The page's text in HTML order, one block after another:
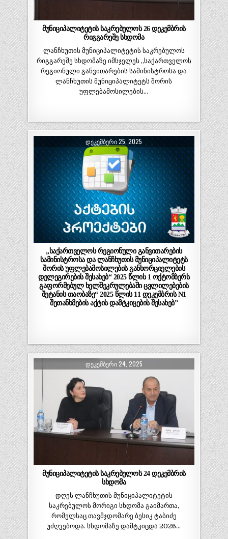
მუნიციპალიტეტის საკრებულოს 26 დეკემბრის
რიგგარეშე სხდომა
ლანჩხუთის მუნიციპალიტეტის საკრებულოს
რიგგარეშე სხდომაზე იმსჯელეს „საქართველოს
რეგიონული განვითარების სამინისტროსა და
ლანჩხუთის მუნიციპალიტეტს შორის
უფლებამოსილების…
ᲓᲔᲙᲔᲛᲑᲔᲠᲘ 25, 2025
„საქართველოს რეგიონული განვითარების
სამინისტროსა და ლანჩხუთის მუნიციპალიტეტს
შორის უფლებამოსილების განხორციელების
დელეგირების შესახებ“ 2025 წლის 1 ოქტომბერს
გაფორმებულ ხელშეკრულებაში ცვლილებების
შეტანის თაობაზე“ 2025 წლის 11 დეკემბრის N1
შეთანხმების აქტის დამტკიცების შესახებ”
ᲓᲔᲙᲔᲛᲑᲔᲠᲘ 24, 2025
მუნიციპალიტეტის საკრებულოს 24 დეკემბრის
სხდომა
დღეს ლანჩხუთის მუნიციპალიტეტის
საკრებულოს მორიგი სხდომა გაიმართა,
რომელსაც თავმჯდომარე ბესიკ ტაბიძე
უძღვებოდა. სხდომაზე დამტკიცდა 2026…